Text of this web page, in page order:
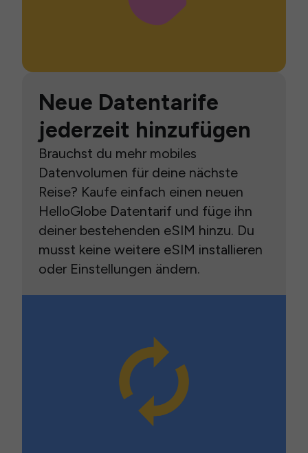
Neue Datentarife
jederzeit hinzufügen
Brauchst du mehr mobiles
Datenvolumen für deine nächste
Reise? Kaufe einfach einen neuen
HelloGlobe Datentarif und füge ihn
deiner bestehenden eSIM hinzu. Du
musst keine weitere eSIM installieren
oder Einstellungen ändern.